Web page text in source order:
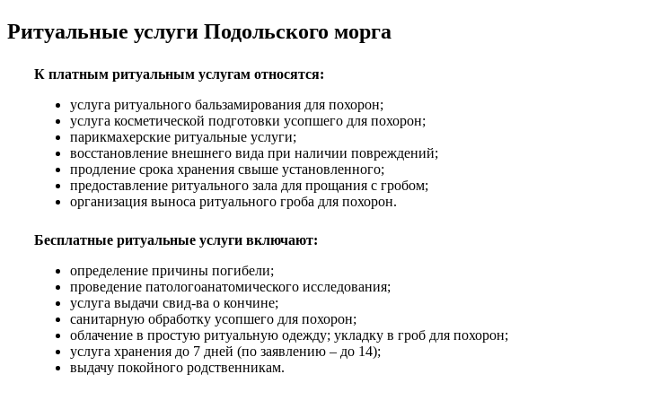
Ритуальные услуги Подольского морга
К платным ритуальным услугам относятся:
услуга ритуального бальзамирования для похорон;
услуга косметической подготовки усопшего для похорон;
парикмахерские ритуальные услуги;
восстановление внешнего вида при наличии повреждений;
продление срока хранения свыше установленного;
предоставление ритуального зала для прощания с гробом;
организация выноса ритуального гроба для похорон.
Бесплатные ритуальные услуги включают:
определение причины погибели;
проведение патологоанатомического исследования;
услуга выдачи свид-ва о кончине;
санитарную обработку усопшего для похорон;
облачение в простую ритуальную одежду; укладку в гроб для похорон;
услуга хранения до 7 дней (по заявлению – до 14);
выдачу покойного родственникам.